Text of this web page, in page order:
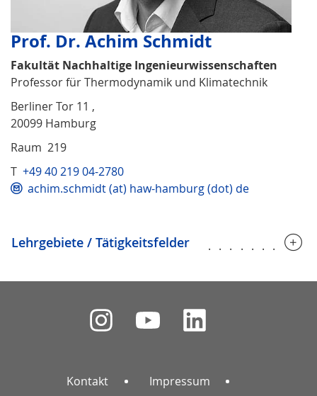
Prof. Dr. Achim Schmidt
Fakultät Nachhaltige Ingenieurwissenschaften
Professor für Thermodynamik und Klimatechnik
Berliner Tor 11 ,
20099 Hamburg
Raum 219
T +49 40 219 04-2780
achim.schmidt (at) haw-hamburg (dot) de
Lehrgebiete / Tätigkeitsfelder
Kontakt Impressum